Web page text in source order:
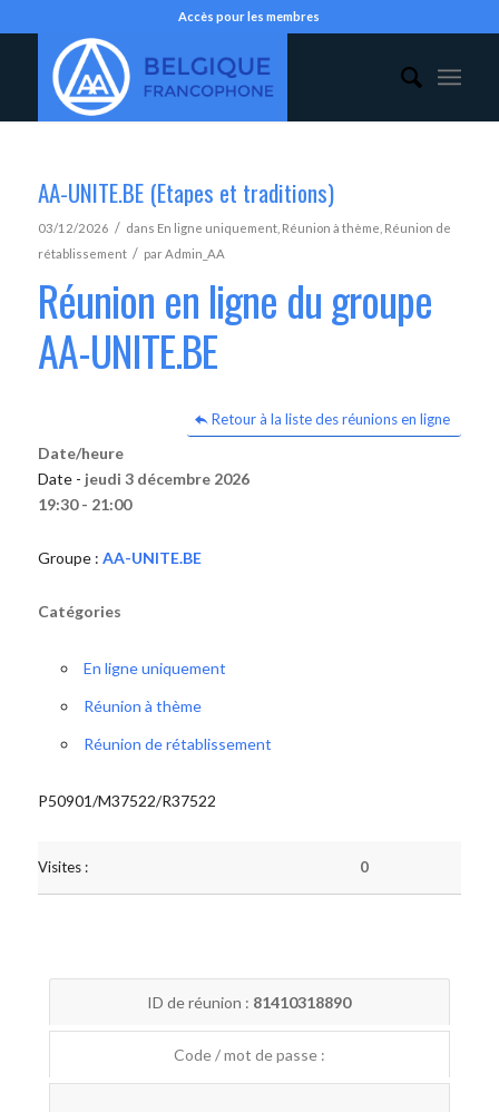
Accès pour les membres
AA-UNITE.BE (Etapes et traditions)
03/12/2026 / dans En ligne uniquement, Réunion à thème Réunion de
rétablissement / parAdmin_AA
Réunion en ligne du groupe
AA-UNITE.BE
Retour à la liste des réunions en ligne
Date/heure
Date - jeudi 3 décembre 2026
19:30 - 21:00
Groupe : AA-UNITE.BE
Catégories
En ligne uniquement
Réunion à thème
Réunion de rétablissement
P50901/M37522/R37522
Visites : 0
ID de réunion : 81410318890
Code / mot de passe :